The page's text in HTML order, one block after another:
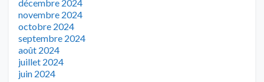
décembre 2024
novembre 2024
octobre 2024
septembre 2024
août 2024
juillet 2024
juin 2024